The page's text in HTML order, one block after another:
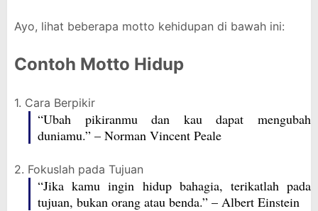
Ayo, lihat beberapa motto kehidupan di bawah ini:
Contoh Motto Hidup
1. Cara Berpikir
“Ubah pikiranmu dan kau dapat mengubah
duniamu.” – Norman Vincent Peale
2. Fokuslah pada Tujuan
“Jika kamu ingin hidup bahagia, terikatlah pada
tujuan, bukan orang atau benda.” – Albert Einstein